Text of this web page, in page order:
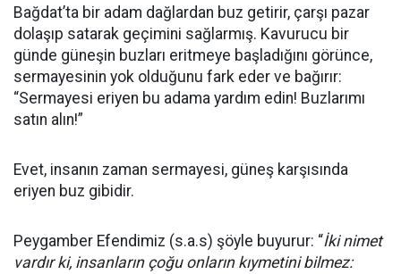
Bağdat’ta bir adam dağlardan buz getirir, çarşı pazar
dolaşıp satarak geçimini sağlarmış. Kavurucu bir
günde güneşin buzları eritmeye başladığını görünce,
sermayesinin yok olduğunu fark eder ve bağırır:
“Sermayesi eriyen bu adama yardım edin! Buzlarımı
satın alın!”
Evet, insanın zaman sermayesi, güneş karşısında
eriyen buz gibidir.
Peygamber Efendimiz (s.a.s) şöyle buyurur: “İki nimet
vardır ki, insanların çoğu onların kıymetini bilmez: